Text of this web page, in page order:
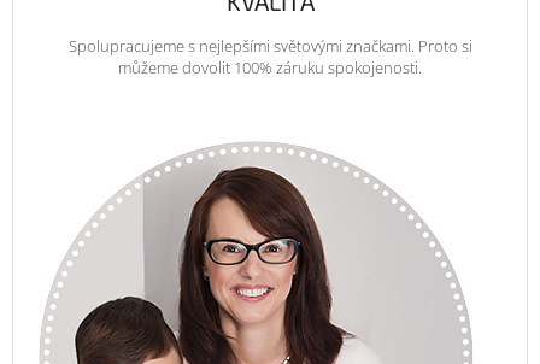
Spolupracujeme s nejlepšími světovými značkami. Proto si
můžeme dovolit 100% záruku spokojenosti.